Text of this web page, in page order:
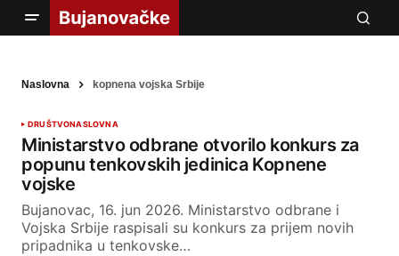
Naslovna kopnena vojska Srbije
DRUŠTVONASLOVNA
Ministarstvo odbrane otvorilo konkurs za
popunu tenkovskih jedinica Kopnene
vojske
Bujanovac, 16. jun 2026. Ministarstvo odbrane i
Vojska Srbije raspisali su konkurs za prijem novih
pripadnika u tenkovske…